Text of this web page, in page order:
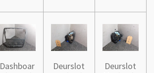
Dashboar
Deurslot
Deurslot